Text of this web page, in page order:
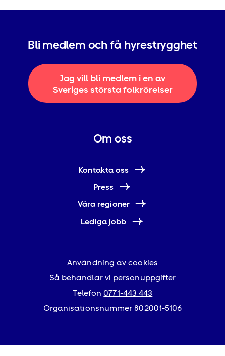
Bli medlem och få hyrestrygghet
Jag vill bli medlem i en av
Sveriges största folkrörelser
Om oss
Kontakta oss
Press
Våra regioner
Lediga jobb
Användning av cookies
Så behandlar vi personuppgifter
Telefon0771-443 443
Organisationsnummer 802001-5106